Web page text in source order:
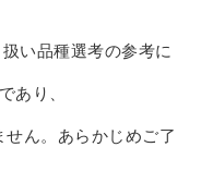
い品種選考の参考に
あり、
ん。あらかじめご了